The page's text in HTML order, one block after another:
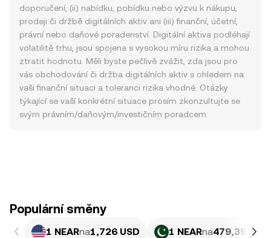
doporučení, (ii) nabídku, pobídku nebo výzvu k nákupu,
prodeji či držbě digitálních aktiv ani (iii) finanční, účetní,
právní nebo daňové poradenství. Digitální aktiva podléhají
volatilitě trhu, jsou spojena s vysokou míru rizika a mohou
ztratit hodnotu. Měli byste pečlivě zvážit, zda jsou pro
vás obchodování či držba digitálních aktiv s ohledem na
vaši finanční situaci a toleranci rizika vhodné. Otázky
týkající se vaší konkrétní situace prosím zkonzultujte se
svým právním/daňovým/investičním poradcem.
Populární směny
1 NEARna1,726 USD 1 NEARna479,39 PKR